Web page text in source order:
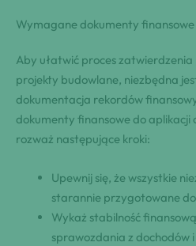
Wymagane dokumenty finansowe
Aby ułatwić proces zatwierdzenia
projekty budowlane, niezbędna
dokumentacja rekordów
dokumenty finansowe do aplikacji
rozważ następujące kroki:
Upewnij się, że wszystkie
starannie przygotowane
Wykaż stabilność
sprawozdania z dochodów